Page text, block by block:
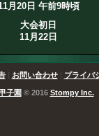
月20日 午前9時頃
大会初日
11月22日
| お問い合わせ| プライバ
子園 © 2016 Stompy Inc.